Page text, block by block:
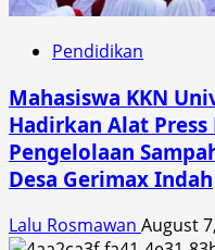
Pendidikan
Mahasiswa KKN
Hadirkan Alat
Pengelolaan
Desa Gerimax Indah
Lalu Rosmawan August